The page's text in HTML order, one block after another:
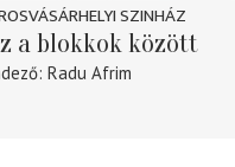
SZINHÁZ
a blokkok között
Radu Afrim